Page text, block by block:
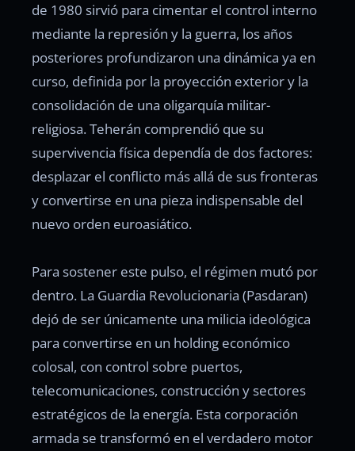
de 1980 sirvió para cimentar el control interno
mediante la represión y la guerra, los años
posteriores profundizaron una dinámica ya en
curso, definida por la proyección exterior y la
consolidación de una oligarquía militar-
religiosa. Teherán comprendió que su
supervivencia física dependía de dos factores:
desplazar el conflicto más allá de sus fronteras
y convertirse en una pieza indispensable del
nuevo orden euroasiático.
Para sostener este pulso, el régimen mutó por
dentro. La Guardia Revolucionaria (Pasdaran)
dejó de ser únicamente una milicia ideológica
para convertirse en un holding económico
colosal, con control sobre puertos,
telecomunicaciones, construcción y sectores
estratégicos de la energía. Esta corporación
armada se transformó en el verdadero motor